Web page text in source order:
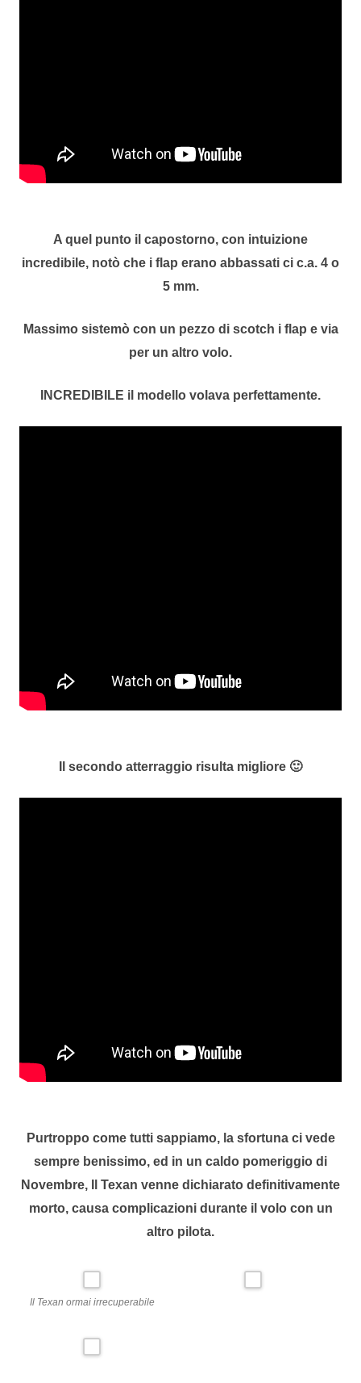
A quel punto il capostorno, con intuizione
incredibile, notò che i flap erano abbassati ci c.a. 4 o
5 mm.
Massimo sistemò con un pezzo di scotch i flap e via
per un altro volo.
INCREDIBILE il modello volava perfettamente.
Il secondo atterraggio risulta migliore 🙂
Purtroppo come tutti sappiamo, la sfortuna ci vede
sempre benissimo, ed in un caldo pomeriggio di
Novembre, Il Texan venne dichiarato definitivamente
morto, causa complicazioni durante il volo con un
altro pilota.
Il Texan ormai irrecuperabile